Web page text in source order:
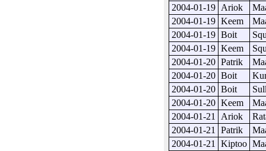
2004-01-19 Ariok
2004-01-19 Keem
2004-01-19 Boit
2004-01-19 Keem
2004-01-20 Patrik
2004-01-20 Boit
2004-01-20 Boit
2004-01-20 Keem
2004-01-21
Ariok
2004-01-21
Patrik
2004-01-21
Kiptoo